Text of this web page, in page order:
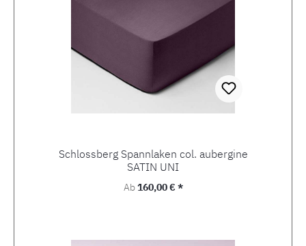
Schlossberg Spannlaken col. aubergine
SATIN UNI
Regulärer Preis:
Ab160,00 € *